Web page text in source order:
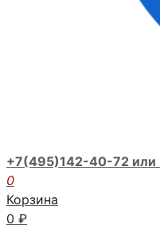
+7(495)142-40-72 или
0
Корзина
0 ₽